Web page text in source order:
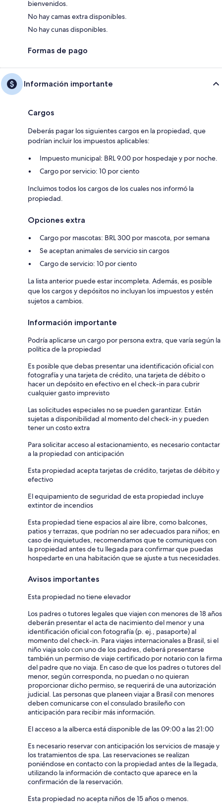
bienvenidos.
No hay camas extra disponibles.
No hay cunas disponibles.
Formas de pago
Información importante
Cargos
Deberás pagar los siguientes cargos en la propiedad, que
podrían incluir los impuestos aplicables:
Impuesto municipal: BRL 9.00 por hospedaje y por noche.
Cargo por servicio: 10 por ciento
Incluimos todos los cargos de los cuales nos informó la
propiedad.
Opciones extra
Cargo por mascotas: BRL 300 por mascota, por semana
Se aceptan animales de servicio sin cargos
Cargo de servicio: 10 por ciento
La lista anterior puede estar incompleta. Además, es posible
que los cargos y depósitos no incluyan los impuestos y estén
sujetos a cambios.
Información importante
Podría aplicarse un cargo por persona extra, que varía según la
política de la propiedad
Es posible que debas presentar una identificación oficial con
fotografía y una tarjeta de crédito, una tarjeta de débito o
hacer un depósito en efectivo en el check-in para cubrir
cualquier gasto imprevisto
Las solicitudes especiales no se pueden garantizar. Están
sujetas a disponibilidad al momento del check-in y pueden
tener un costo extra
Para solicitar acceso al estacionamiento, es necesario contactar
a la propiedad con anticipación
Esta propiedad acepta tarjetas de crédito, tarjetas de débito y
efectivo
El equipamiento de seguridad de esta propiedad incluye
extintor de incendios
Esta propiedad tiene espacios al aire libre, como balcones,
patios y terrazas, que podrían no ser adecuados para niños; en
caso de inquietudes, recomendamos que te comuniques con
la propiedad antes de tu llegada para confirmar que puedas
hospedarte en una habitación que se ajuste a tus necesidades.
Avisos importantes
Esta propiedad no tiene elevador
Los padres o tutores legales que viajen con menores de 18 años
deberán presentar el acta de nacimiento del menor y una
identificación oficial con fotografía (p. ej., pasaporte) al
momento del check-in. Para viajes internacionales a Brasil, si el
niño viaja solo con uno de los padres, deberá presentarse
también un permiso de viaje certificado por notario con la firma
del padre que no viaja. En caso de que los padres o tutores del
menor, según corresponda, no puedan o no quieran
proporcionar dicho permiso, se requerirá de una autorización
judicial. Las personas que planeen viajar a Brasil con menores
deben comunicarse con el consulado brasileño con
anticipación para recibir más información.
El acceso a la alberca está disponible de las 09:00 a las 21:00
Es necesario reservar con anticipación los servicios de masaje y
los tratamientos de spa. Las reservaciones se realizan
poniéndose en contacto con la propiedad antes de la llegada,
utilizando la información de contacto que aparece en la
confirmación de la reservación.
Esta propiedad no acepta niños de 15 años o menos.